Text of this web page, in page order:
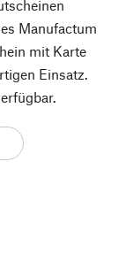
Manufactum
mit Karte
Einsatz.